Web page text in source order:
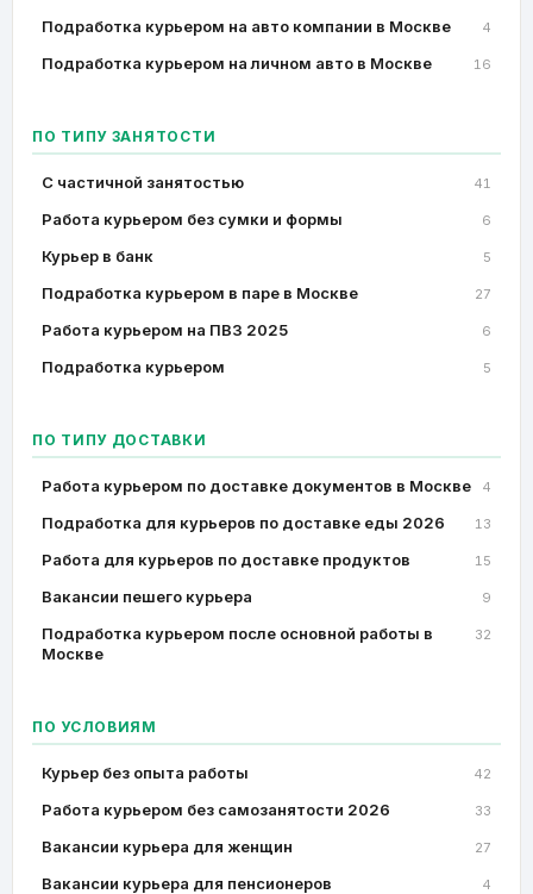
Подработка курьером на авто компании в Москве 4
Подработка курьером на личном авто в Москве 16
ПО ТИПУ ЗАНЯТОСТИ
C частичной занятостью 41
Работа курьером без сумки и формы 6
Курьер в банк 5
Подработка курьером в паре в Москве 27
Работа курьером на ПВЗ 2025 6
Подработка курьером 5
ПО ТИПУ ДОСТАВКИ
Работа курьером по доставке документов в Москве 4
Подработка для курьеров по доставке еды 2026 13
Работа для курьеров по доставке продуктов 15
Вакансии пешего курьера 9
Подработка курьером после основной работы в
Москве
32
ПО УСЛОВИЯМ
Курьер без опыта работы 42
Работа курьером без самозанятости 2026 33
Вакансии курьера для женщин 27
Вакансии курьера для пенсионеров 4